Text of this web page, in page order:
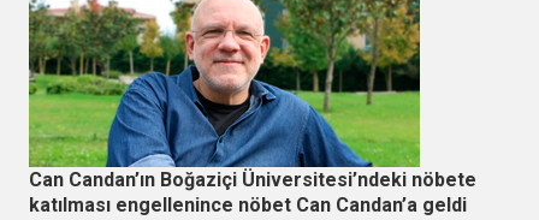
Can Candan’ın Boğaziçi Üniversitesi’ndeki nöbete
katılması engellenince nöbet Can Candan’a geldi